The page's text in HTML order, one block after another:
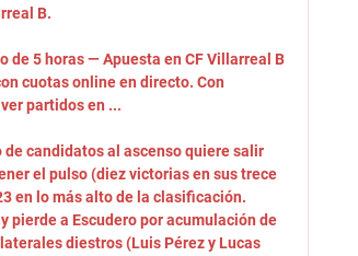
B.
de 5 horas — Apuesta en CF Villarreal B
cuotas online en directo. Con
partidos en ...
de candidatos al ascenso quiere salir
el pulso (diez victorias en sus trece
en lo más alto de la clasificación.
pierde a Escudero por acumulación de
diestros (Luis Pérez y Lucas